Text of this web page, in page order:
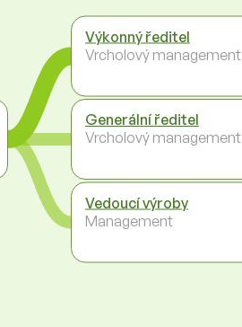
Výkonný ředitel
Vrcholový management
Generální ředitel
Vrcholový management
Vedoucí výroby
Management